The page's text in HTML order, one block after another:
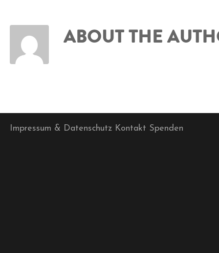
ABOUT THE
Impressum & Datenschutz Kontakt Spenden